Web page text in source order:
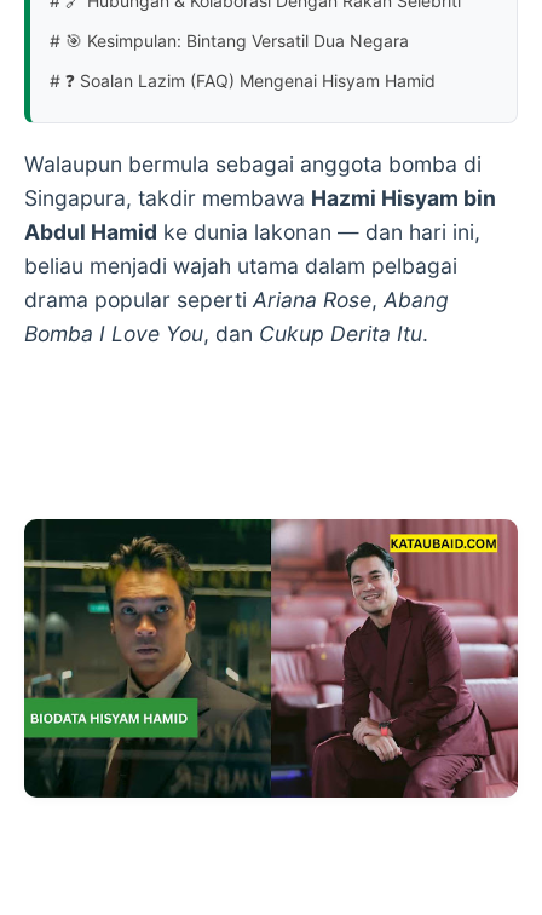
# 🎯 Kesimpulan: Bintang Versatil Dua Negara
# ❓ Soalan Lazim (FAQ) Mengenai Hisyam Hamid
Walaupun bermula sebagai anggota bomba di
Singapura, takdir membawa Hazmi Hisyam bin
Abdul Hamid ke dunia lakonan — dan hari ini,
beliau menjadi wajah utama dalam pelbagai
drama popular seperti Ariana Rose, Abang
Bomba I Love You, dan Cukup Derita Itu.